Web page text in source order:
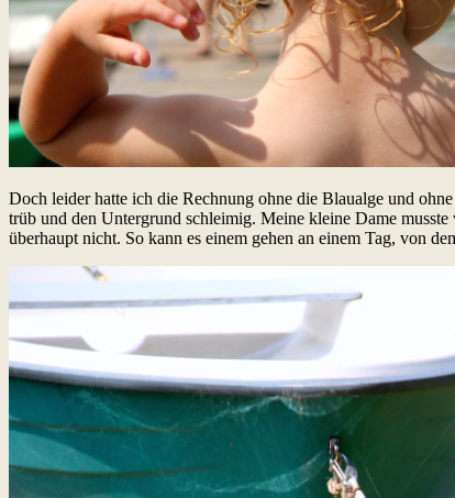
Doch leider hatte ich die Rechnung ohne die Blaualge und
trüb und den Untergrund schleimig. Meine kleine Dame
überhaupt nicht. So kann es einem gehen an einem Tag, von